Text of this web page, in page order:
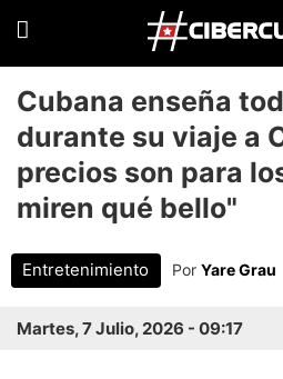
Cubana enseña
durante su viaje a
precios son para
miren qué bello"
Entretenimiento Por Yare Grau
Martes, 7 Julio, 2026 - 09:17